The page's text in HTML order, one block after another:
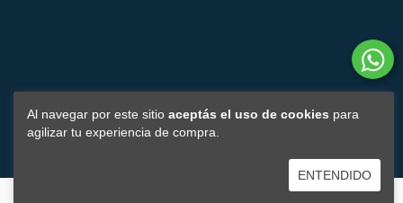
Al navegar por este sitio aceptás el uso de cookies para
agilizar tu experiencia de compra.
ENTENDIDO